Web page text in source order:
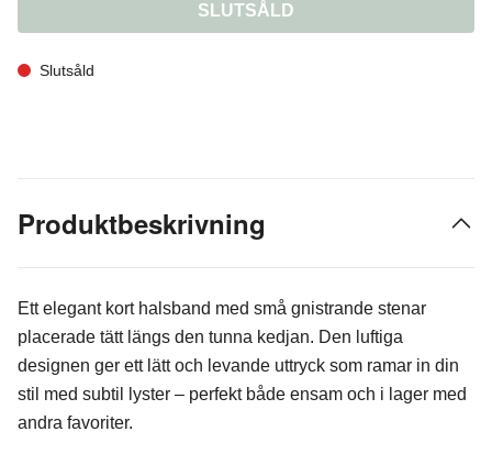
SLUTSÅLD
Slutsåld
Produktbeskrivning
Ett elegant kort halsband med små gnistrande stenar
placerade tätt längs den tunna kedjan. Den luftiga
designen ger ett lätt och levande uttryck som ramar in din
stil med subtil lyster – perfekt både ensam och i lager med
andra favoriter.